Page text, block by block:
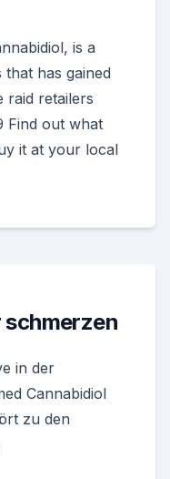
is a
has gained
raid retailers
Find out what
it at your local
in der
Cannabidiol
zu den